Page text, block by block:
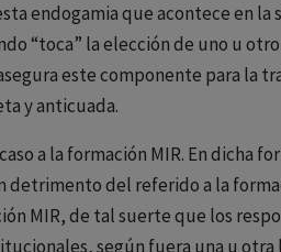
endogamia que acontece en
“toca” la elección de uno u
este componente para la
y anticuada.
a la formación MIR. En dicha
del referido a la
MIR, de tal suerte que los
según fuera una u